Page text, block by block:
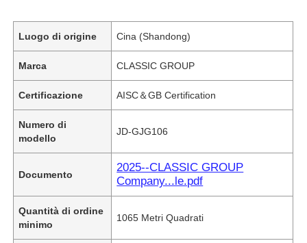
Luogo di origine Cina (Shandong)
Marca CLASSIC GROUP
Certificazione AISC＆GB Certification
Numero di
modello
JD-GJG106
Documento
2025--CLASSIC GROUP
Company...le.pdf
Quantità di ordine
minimo
1065 Metri Quadrati